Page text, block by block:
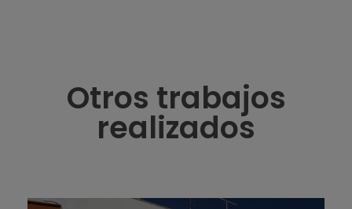
Otros trabajos
realizados